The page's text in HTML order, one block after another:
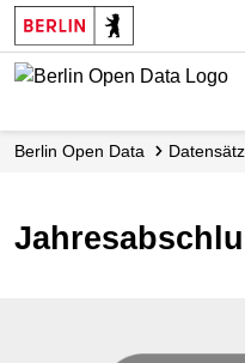
Skip
to
main
Berlin Open Data